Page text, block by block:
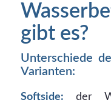
gibt es?
Unterschiede
Varianten:
Softside: der